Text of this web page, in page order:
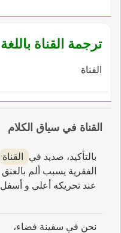
ترجمة القناة باللغة
القناة
القناة في سياق الكلام
بالتأكيد، صديد في
القناة
الفقرية يسبب ألم بالعنق
عند تحريكه أعلى و أسفل
نحن في سفينة فضاء،